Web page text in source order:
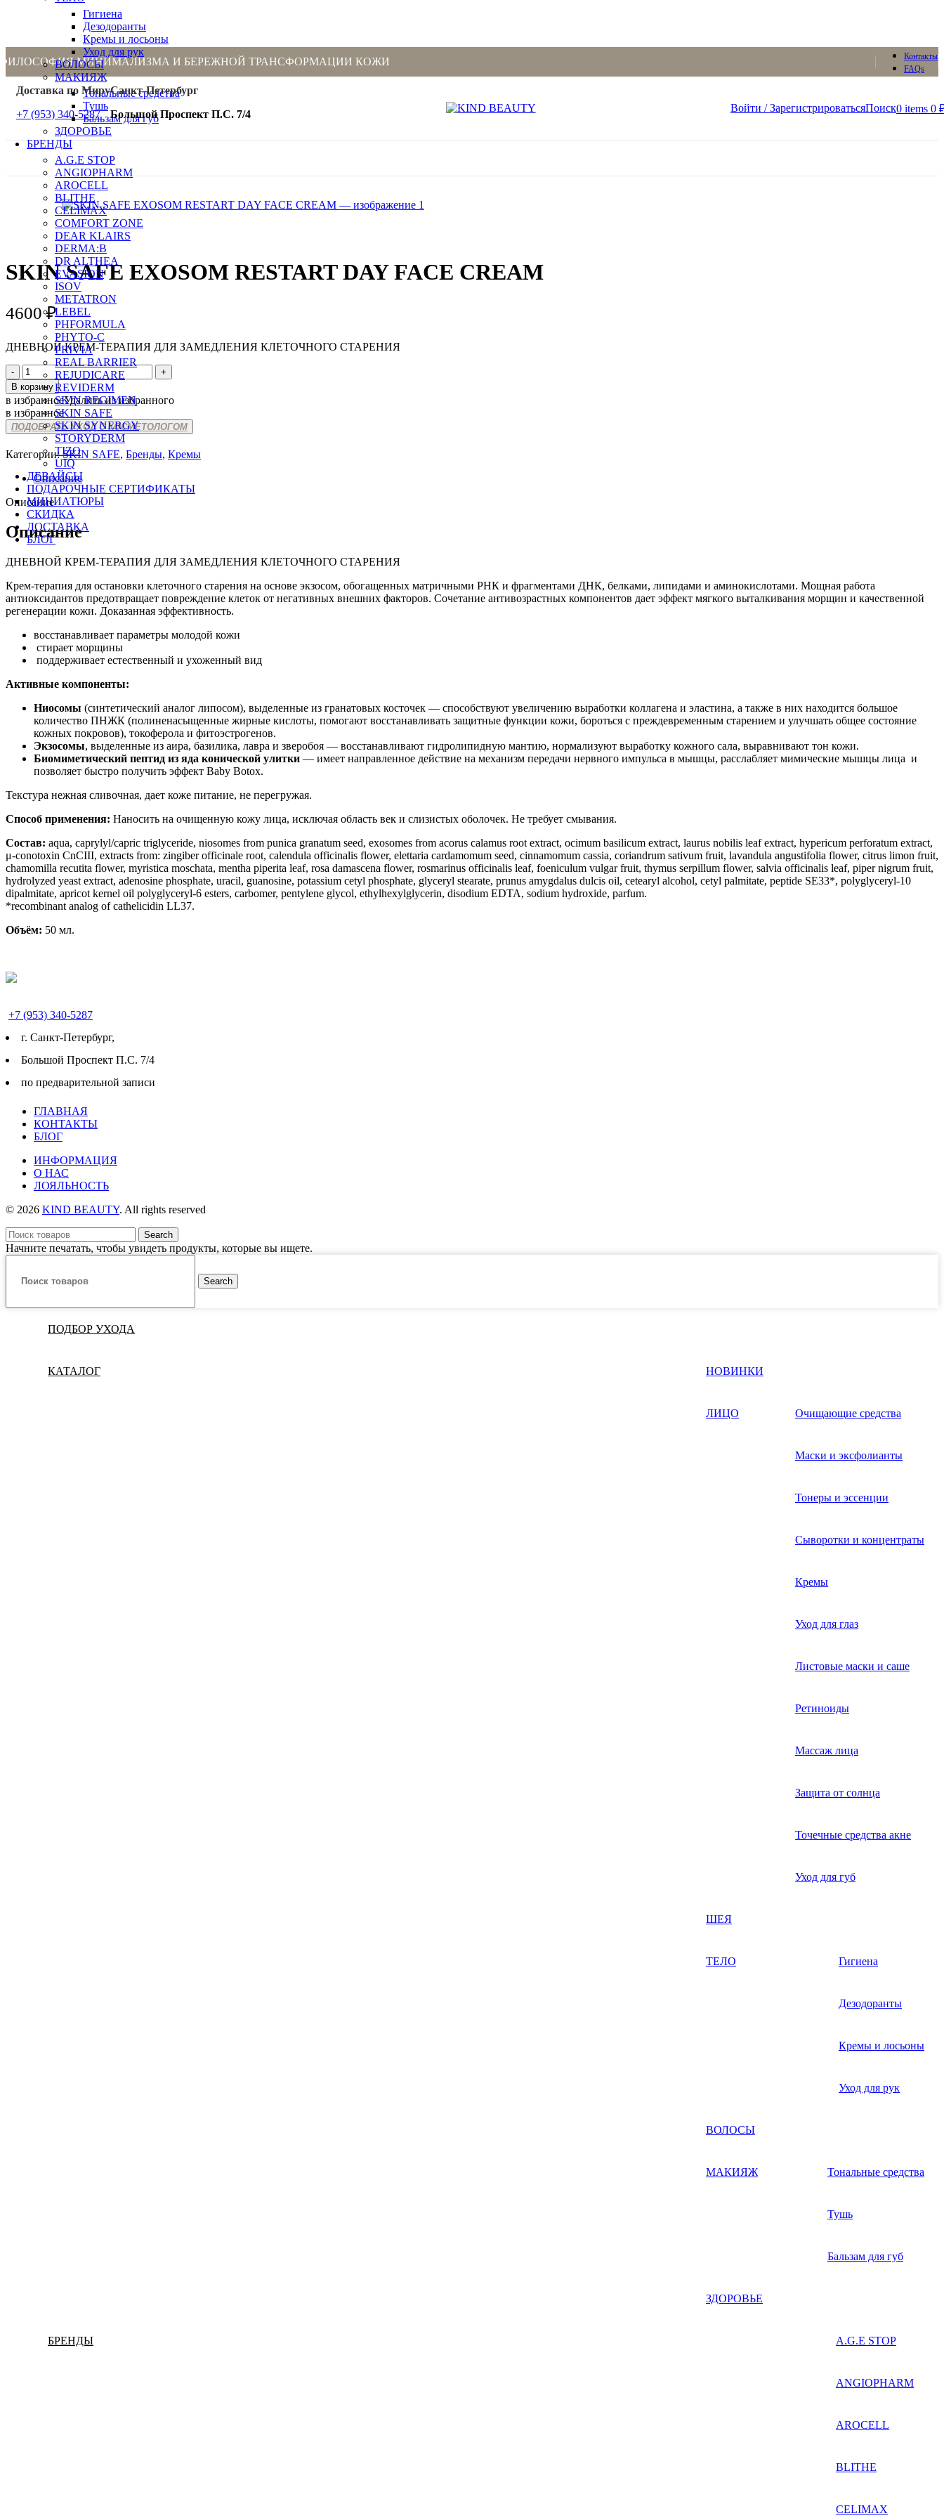
МИНИМАЛИЗМА И БЕРЕЖНОЙ ТРАНСФОРМАЦИИ КОЖИ
Контакты
FAQs
Доставка по Миру
+7 (953) 340-5287
Санкт-Петербург
Большой Проспект П.С. 7/4
Войти / ЗарегистрироватьсяПоиск0 items 0
Гигиена
Дезодоранты
Кремы и лосьоны
Уход для рук
ВОЛОСЫ
МАКИЯЖ
Тональные средства
Тушь
Бальзам для губ
ЗДОРОВЬЕ
БРЕНДЫ
A.G.E STOP
ANGIOPHARM
AROCELL
BLITHE
CELIMAX
COMFORT ZONE
DEAR KLAIRS
DERMA:B
DR ALTHEA
EVASION
ISOV
METATRON
LEBEL
PHFORMULA
PHYTO-C
PRIVIA
REAL BARRIER
REJUDICARE
REVIDERM
SKIN REGIMEN
SKIN SAFE
SKIN SYNERGY
STORYDERM
TIZO
UIQ
ДЕВАЙСЫ
ПОДАРОЧНЫЕ СЕРТИФИКАТЫ
МИНИАТЮРЫ
СКИДКА
ДОСТАВКА
БЛОГ
SKIN SAFE EXOSOM RESTART DAY FACE CREAM
4600₽
ДНЕВНОЙ КРЕМ-ТЕРАПИЯ ДЛЯ ЗАМЕДЛЕНИЯ КЛЕТОЧНОГО СТАРЕНИЯ
Количество
товара
SKIN
SAFE
EXOSOM
RESTART
FACE
CREAM
В корзину
в избранноеУдалить из избранного
в избранное
ПОДОБРАТЬ УХОД С КОСМЕТОЛОГОМ
Категории: SKIN SAFE, Бренды, Кремы
Описание
Описание
Описание
ДНЕВНОЙ КРЕМ-ТЕРАПИЯ ДЛЯ ЗАМЕДЛЕНИЯ КЛЕТОЧНОГО СТАРЕНИЯ
Крем-терапия для остановки клеточного старения на основе экзосом, обогащенных матричными РНК и фрагментами ДНК, белками, липидами и аминокислотами. Мощная работа
антиоксидантов предотвращает повреждение клеток от негативных внешних факторов. Сочетание антивозрастных компонентов дает эффект мягкого выталкивания морщин и качественной
регенерации кожи. Доказанная эффективность.
восстанавливает параметры молодой кожи
стирает морщины
поддерживает естественный и ухоженный вид
Активные компоненты:
Ниосомы (синтетический аналог липосом), выделенные из гранатовых косточек — способствуют увеличению выработки коллагена и эластина, а также в них находится большое
количество ПНЖК (полиненасыщенные жирные кислоты, помогают восстанавливать защитные функции кожи, бороться с преждевременным старением и улучшать общее состояние
кожных покровов), токоферола и фитоэстрогенов.
Экзосомы, выделенные из аира, базилика, лавра и зверобоя — восстанавливают гидролипидную мантию, нормализуют выработку кожного сала, выравнивают тон кожи.
Биомиметический пептид из яда конической улитки — имеет направленное действие на механизм передачи нервного импульса в мышцы, расслабляет мимические мышцы лица и
позволяет быстро получить эффект Baby Botox.
Текстура нежная сливочная, дает коже питание, не перегружая.
Способ применения: Наносить на очищенную кожу лица, исключая область век и слизистых оболочек. Не требует смывания.
Состав: aqua, caprylyl/capric triglyceride, niosomes from punica granatum seed, exosomes from acorus calamus root extract, ocimum basilicum extract, laurus nobilis leaf extract, hypericum perforatum extract,
μ-conotoxin CnCIII, extracts from: zingiber officinale root, calendula officinalis flower, elettaria cardamomum seed, cinnamomum cassia, coriandrum sativum fruit, lavandula angustifolia flower, citrus limon fruit,
chamomilla recutita flower, myristica moschata, mentha piperita leaf, rosa damascena flower, rosmarinus officinalis leaf, foeniculum vulgar fruit, thymus serpillum flower, salvia officinalis leaf, piper nigrum fruit,
hydrolyzed yeast extract, adenosine phosphate, uracil, guanosine, potassium cetyl phosphate, glyceryl stearate, prunus amygdalus dulcis oil, cetearyl alcohol, cetyl palmitate, peptide SE33*, polyglyceryl-10
dipalmitate, apricot kernel oil polyglyceryl-6 esters, carbomer, pentylene glycol, ethylhexylglycerin, disodium EDTA, sodium hydroxide, parfum.
*recombinant analog of cathelicidin LL37.
Объём: 50 мл.
+7 (953) 340-5287
г. Cанкт-Петербург,
Большой Проспект П.С. 7/4
по предварительной записи
ГЛАВНАЯ
КОНТАКТЫ
БЛОГ
ИНФОРМАЦИЯ
О НАС
ЛОЯЛЬНОСТЬ
© 2026 KIND BEAUTY. All rights reserved
Search
Начните печатать, чтобы увидеть продукты, которые вы ищете.
Search
ПОДБОР УХОДА
КАТАЛОГ НОВИНКИ
ЛИЦО Очищающие средства
Маски и эксфолианты
Тонеры и эссенции
Сыворотки и концентраты
Кремы
Уход для глаз
Листовые маски и саше
Ретиноиды
Массаж лица
Защита от солнца
Точечные средства акне
Уход для губ
ШЕЯ
ТЕЛО Гигиена
Дезодоранты
Кремы и лосьоны
Уход для рук
ВОЛОСЫ
МАКИЯЖ Тональные средства
Тушь
Бальзам для губ
ЗДОРОВЬЕ
БРЕНДЫ A.G.E STOP
ANGIOPHARM
AROCELL
BLITHE
CELIMAX